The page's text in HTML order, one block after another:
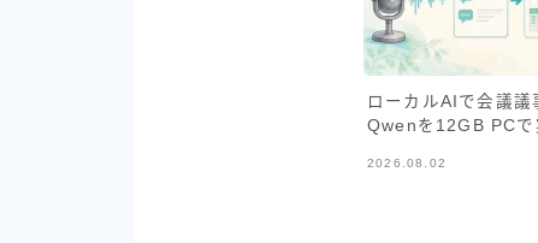
ローカルAIで会議
Qwenを12GB PCで
2026.08.02